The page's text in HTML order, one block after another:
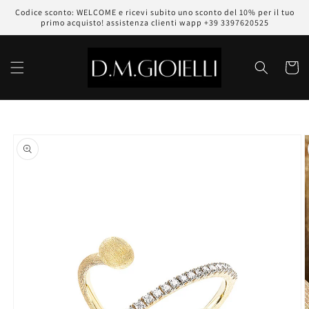
direttamente
ai contenuti
Codice sconto: WELCOME e ricevi subito uno sconto del 10% per il tuo
primo acquisto! assistenza clienti wapp +39 3397620525
Carrello
sul prodotto